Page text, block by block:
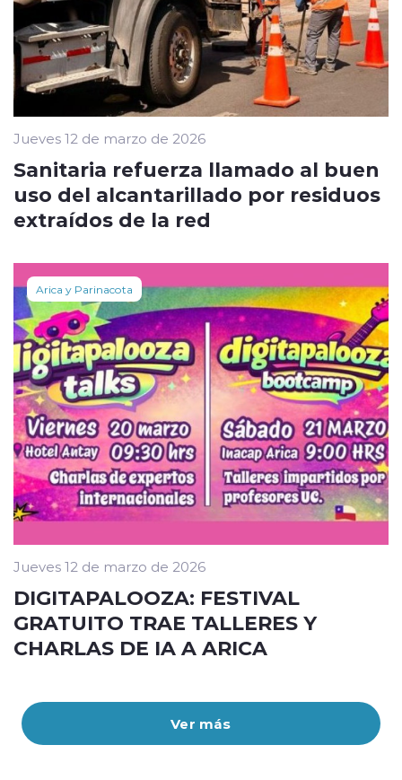
Ver más
Jueves 12 de marzo de 2026
Sanitaria refuerza llamado al buen
uso del alcantarillado por residuos
extraídos de la red
Arica y Parinacota
Jueves 12 de marzo de 2026
DIGITAPALOOZA: FESTIVAL
GRATUITO TRAE TALLERES Y
CHARLAS DE IA A ARICA